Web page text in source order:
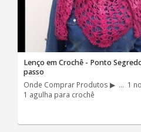
Lenço em Crochê - Ponto
passo
Onde Comprar Produtos ▶ ... 1
1 agulha para crochê